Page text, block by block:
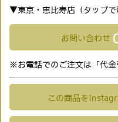
▼東京・恵比寿店（タップで
お問い合わせ
※お電話でのご注文は「代金
この商品を